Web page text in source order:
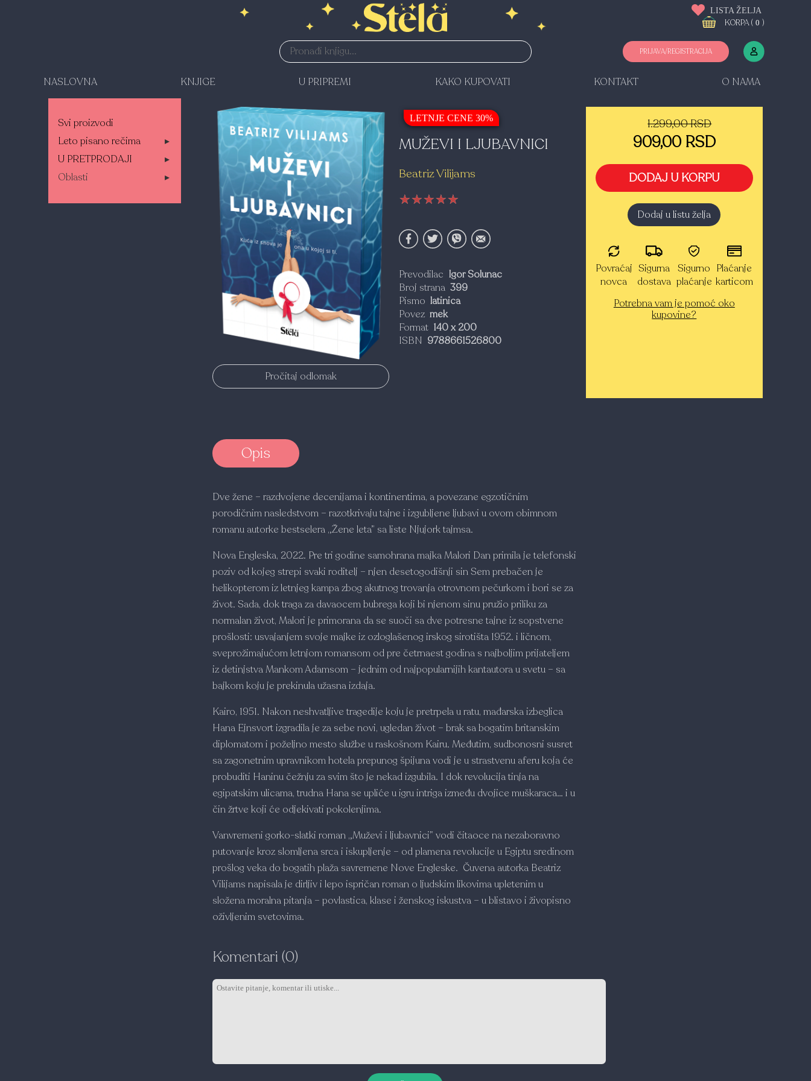
PRIJAVA/REGISTRACIJA
LISTA ŽELJA
KORPA ( 0 )
NASLOVNA KNJIGE U PRIPREMI KAKO KUPOVATI KONTAKT O NAMA
Svi proizvodi
Leto pisano rečima
▸
U PRETPRODAJI
▸
Oblasti
▸
Pročitaj odlomak
LETNJE CENE 30%
MUŽEVI I LJUBAVNICI
Beatriz Vilijams
★★★★★
★★★★★
★★★★★
Prevodilac Igor Solunac
Broj strana 399
Pismo latinica
Povez mek
Format 140 x 200
ISBN 9788661526800
1.299,00 RSD
909,00 RSD
DODAJ U KORPU
Dodaj u listu želja
Povraćaj
novca
Sigurna
dostava
Sigurno
plaćanje
Plaćanje
karticom
Potrebna vam je pomoć oko
kupovine?
Opis
Dve žene – razdvojene decenijama i kontinentima, a povezane egzotičnim
porodičnim nasledstvom – razotkrivaju tajne i izgubljene ljubavi u ovom obimnom
romanu autorke bestselera „Žene leta” sa liste Njujork tajmsa.
Nova Engleska, 2022. Pre tri godine samohrana majka Malori Dan primila je telefonski
poziv od kojeg strepi svaki roditelj – njen desetogodišnji sin Sem prebačen je
helikopterom iz letnjeg kampa zbog akutnog trovanja otrovnom pečurkom i bori se za
život. Sada, dok traga za davaocem bubrega koji bi njenom sinu pružio priliku za
normalan život, Malori je primorana da se suoči sa dve potresne tajne iz sopstvene
prošlosti: usvajanjem svoje majke iz ozloglašenog irskog sirotišta 1952. i ličnom,
sveprožimajućom letnjom romansom od pre četrnaest godina s najboljim prijateljem
iz detinjstva Mankom Adamsom – jednim od najpopularnijih kantautora u svetu – sa
bajkom koju je prekinula užasna izdaja.
Kairo, 1951. Nakon neshvatljive tragedije koju je pretrpela u ratu, mađarska izbeglica
Hana Ejnsvort izgradila je za sebe novi, ugledan život – brak sa bogatim britanskim
diplomatom i poželjno mesto službe u raskošnom Kairu. Međutim, sudbonosni susret
sa zagonetnim upravnikom hotela prepunog špijuna vodi je u strastvenu aferu koja će
probuditi Haninu čežnju za svim što je nekad izgubila. I dok revolucija tinja na
egipatskim ulicama, trudna Hana se upliće u igru intriga između dvojice muškaraca… i u
čin žrtve koji će odjekivati pokolenjima.
Vanvremeni gorko-slatki roman „Muževi i ljubavnici” vodi čitaoce na nezaboravno
putovanje kroz slomljena srca i iskupljenje – od plamena revolucije u Egiptu sredinom
prošlog veka do bogatih plaža savremene Nove Engleske. Čuvena autorka Beatriz
Vilijams napisala je dirljiv i lepo ispričan roman o ljudskim likovima upletenim u
složena moralna pitanja – povlastica, klase i ženskog iskustva – u blistavo i živopisno
oživljenim svetovima.
Komentari (0)